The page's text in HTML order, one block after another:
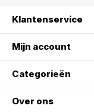
Klantenservice
Mijn account
Categorieën
Over ons